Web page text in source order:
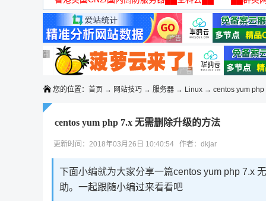
◆◆◆
广告 商业广告，理性选择
广告 商业广告，理性选择
广告 商业广告，理性选择
广告 商业广告，理性选择
广告 商业广告，理性选择
您的位置： 首页 → 网站技巧 → 服务器 → Linux → centos yum php
centos yum php 7.x 无需删除升级的方法
更新时间：2018年03月26日 10:40:54 作者：dkjar
下面小编就为大家分享一篇centos yum php 7.x
助。一起跟随小编过来看看吧